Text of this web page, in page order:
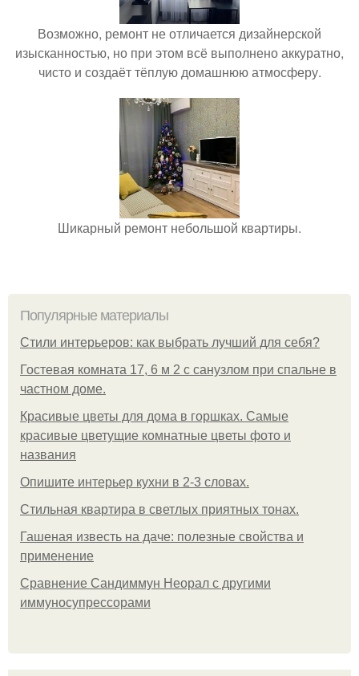
Возможно, ремонт не отличается дизайнерской
изысканностью, но при этом всё выполнено аккуратно,
чисто и создаёт тёплую домашнюю атмосферу.
Шикарный ремонт небольшой квартиры.
Популярные материалы
Стили интерьеров: как выбрать лучший для себя?
Гостевая комната 17, 6 м 2 с санузлом при спальне в
частном доме.
Красивые цветы для дома в горшках. Самые
красивые цветущие комнатные цветы фото и
названия
Опишите интерьер кухни в 2-3 словах.
Стильная квартира в светлых приятных тонах.
Гашеная известь на даче: полезные свойства и
применение
Сравнение Сандиммун Неорал с другими
иммуносупрессорами